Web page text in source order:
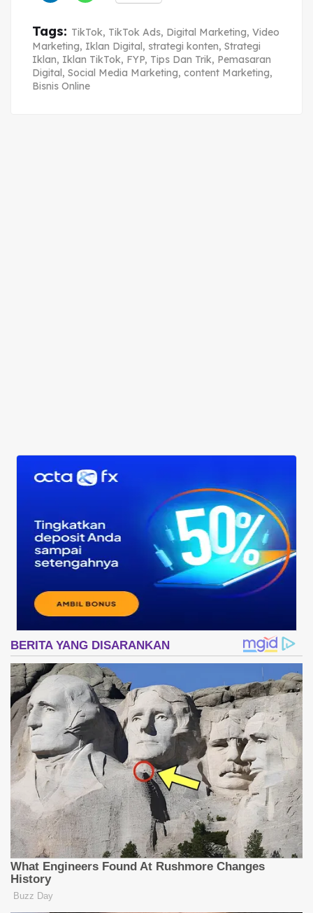
Tags: TikTok, TikTok Ads, Digital Marketing, Video
Marketing, Iklan Digital, strategi konten, Strategi
Iklan, Iklan TikTok, FYP, Tips Dan Trik, Pemasaran
Digital, Social Media Marketing, content Marketing,
Bisnis Online